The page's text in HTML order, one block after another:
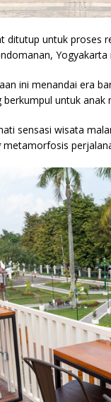
ditutup untuk proses
ini menandai era
untuk
sensasi wisata
metamorfosis